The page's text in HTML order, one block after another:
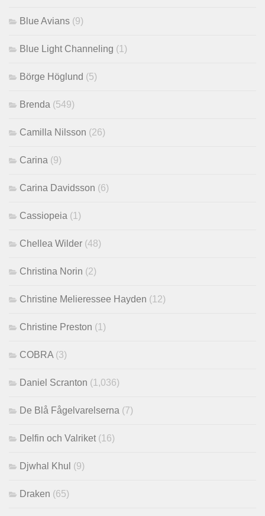
Blue Avians (9)
Blue Light Channeling (1)
Börge Höglund (5)
Brenda (549)
Camilla Nilsson (26)
Carina (9)
Carina Davidsson (6)
Cassiopeia (1)
Chellea Wilder (48)
Christina Norin (2)
Christine Melieressee Hayden (12)
Christine Preston (1)
COBRA (3)
Daniel Scranton (1,036)
De Blå Fågelvarelserna (7)
Delfin och Valriket (16)
Djwhal Khul (9)
Draken (65)